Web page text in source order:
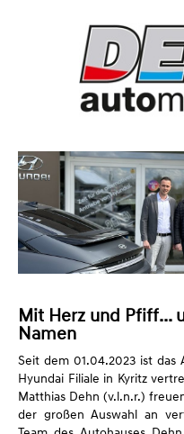
Mit Herz und Pfiff...
Namen
Seit dem 01.04.2023 ist
Hyundai Filiale in Kyritz
Matthias Dehn (v.l.n.r.)
der großen Auswahl an